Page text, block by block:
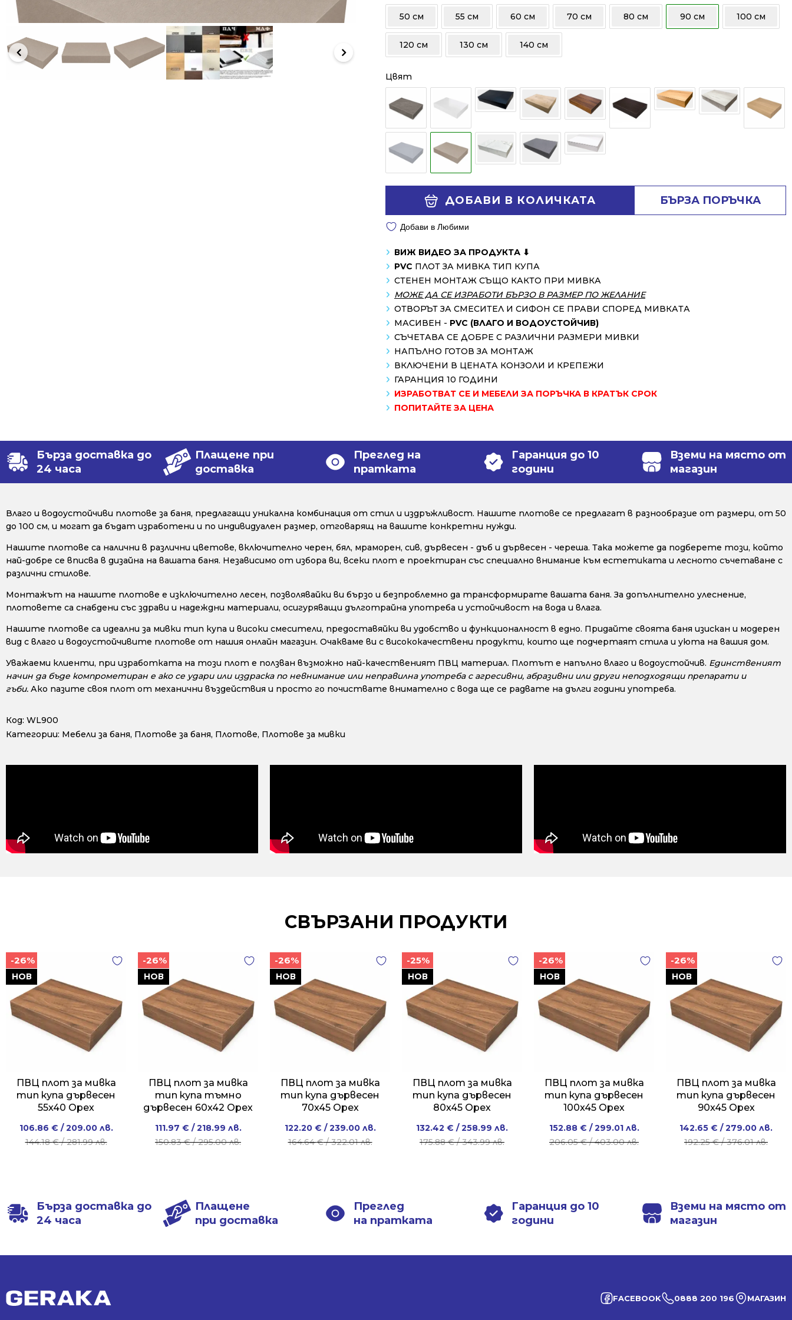
/
376.01 лв..
/
279.00 лв..
50 см 55 см 60 см 70 см 80 см 90 см 100 см
120 см 130 см 140 см
Цвят
ДОБАВИ В КОЛИЧКАТА БЪРЗА ПОРЪЧКА
Добави в Любими
ВИЖ ВИДЕО ЗА ПРОДУКТА ⬇
PVC ПЛОТ ЗА МИВКА ТИП КУПА
СТЕНЕН МОНТАЖ СЪЩО КАКТО ПРИ МИВКА
МОЖЕ ДА СЕ ИЗРАБОТИ БЪРЗО В РАЗМЕР ПО ЖЕЛАНИЕ
ОТВОРЪТ ЗА СМЕСИТЕЛ И СИФОН СЕ ПРАВИ СПОРЕД МИВКАТА
МАСИВЕН - PVC (ВЛАГО И ВОДОУСТОЙЧИВ)
СЪЧЕТАВА СЕ ДОБРЕ С РАЗЛИЧНИ РАЗМЕРИ МИВКИ
НАПЪЛНО ГОТОВ ЗА МОНТАЖ
ВКЛЮЧЕНИ В ЦЕНАТА КОНЗОЛИ И КРЕПЕЖИ
ГАРАНЦИЯ 10 ГОДИНИ
ИЗРАБОТВАТ СЕ И МЕБЕЛИ ЗА ПОРЪЧКА В КРАТЪК СРОК
ПОПИТАЙТЕ ЗА ЦЕНА
Бърза доставка до
24 часа
Плащене при
доставка
Преглед на
пратката
Гаранция до 10
години
Вземи на място от
магазин
Влаго и водоустойчиви плотове за баня, предлагащи уникална комбинация от стил и издръжливост. Нашите плотове се предлагат в разнообразие от размери, от 50
до 100 см, и могат да бъдат изработени и по индивидуален размер, отговарящ на вашите конкретни нужди.
Нашите плотове са налични в различни цветове, включително черен, бял, мраморен, сив, дървесен - дъб и дървесен - череша. Така можете да подберете този, който
най-добре се вписва в дизайна на вашата баня. Независимо от избора ви, всеки плот е проектиран със специално внимание към естетиката и лесното съчетаване с
различни стилове.
Монтажът на нашите плотове е изключително лесен, позволявайки ви бързо и безпроблемно да трансформирате вашата баня. За допълнително улеснение,
плотовете са снабдени със здрави и надеждни материали, осигуряващи дълготрайна употреба и устойчивост на вода и влага.
Нашите плотове са идеални за мивки тип купа и високи смесители, предоставяйки ви удобство и функционалност в едно. Придайте своята баня изискан и модерен
вид с влаго и водоустойчивите плотове от нашия онлайн магазин. Очакваме ви с висококачествени продукти, които ще подчертаят стила и уюта на вашия дом.
Уважаеми клиенти, при изработката на този плот е ползван възможно най-качественият ПВЦ материал. Плотът е напълно влаго и водоустойчив. Единственият
начин да бъде компрометиран е ако се удари или издраска по невнимание или неправилна употреба с агресивни, абразивни или други неподходящи препарати и
гъби. Ако пазите своя плот от механични въздействия и просто го почиствате внимателно с вода ще се радвате на дълги години употреба.
Код: WL900
Категории: Мебели за баня, Плотове за баня, Плотове, Плотове за мивки
СВЪРЗАНИ ПРОДУКТИ
НОВ
-26%
ПВЦ плот за мивка
тип купа дървесен
55x40 Орех
144.18€/ 281.99 лв.
Original
price
106.86 € / 209.00 лв.
Current
price
НОВ
-26%
ПВЦ плот за мивка
тип купа тъмно
дървесен 60x42 Орех
150.83€/ 295.00 лв.
Original
price
111.97 € / 218.99 лв.
Current
price
НОВ
-26%
ПВЦ плот за мивка
тип купа дървесен
70x45 Орех
164.64€/ 322.01 лв.
Original
price
122.20 € / 239.00 лв.
Current
price
НОВ
-25%
ПВЦ плот за мивка
тип купа дървесен
80x45 Орех
175.88€/ 343.99 лв.
Original
price
132.42 € / 258.99 лв.
Current
price
НОВ
-26%
ПВЦ плот за мивка
тип купа дървесен
100x45 Орех
206.05€/ 403.00 лв.
Original
price
152.88 € / 299.01 лв.
Current
price
НОВ
-26%
ПВЦ плот за мивка
тип купа дървесен
90x45 Орех
192.25€/ 376.01 лв.
Original
price
142.65 € / 279.00 лв.
Current
price
Бърза доставка до
24 часа
Плащене
при доставка
Преглед
на пратката
Гаранция до 10
години
Вземи на място от
магазин
FACEBOOK 0888 200 196 МАГАЗИН